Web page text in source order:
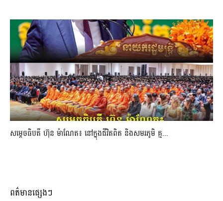
សម្តេចធិបតី ហ៊ុន ម៉ាណែត៖ នៅក្នុងជីវិតពិត និងសមរភូមិ គ្ម...
ពត៌មានផ្សេងៗ